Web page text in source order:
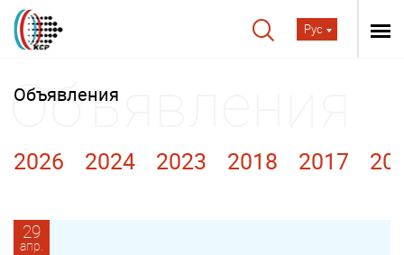
Рус
Объявления
2026 2024 2023 2018 2017
29
апр.